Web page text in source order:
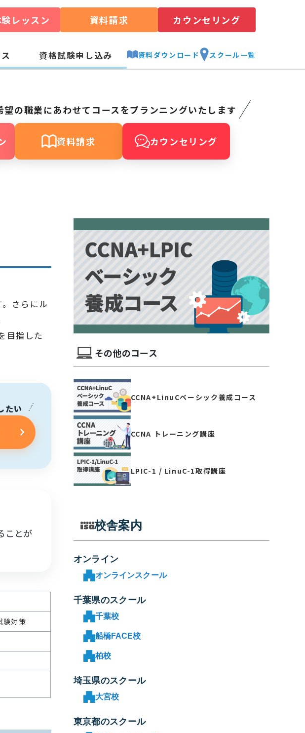
レッスン 資料請求 カウンセリング
資格試験申し込み 資料ダウンロード スクール一覧
望の職業にあわせてコースをプランニングいたします
資料請求 カウンセリング
さらにル
目指した
たい
ことが
対策
その他のコース
CCNA+LinuCベーシック養成コース
CCNA トレーニング講座
LPIC-1 / LinuC-1取得講座
校舎案内
オンライン
オンラインスクール
千葉県のスクール
千葉校
船橋FACE校
柏校
埼玉県のスクール
大宮校
東京都のスクール